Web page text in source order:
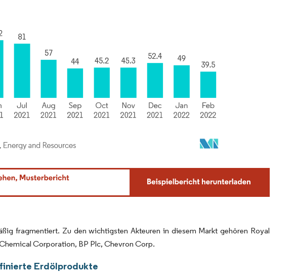
gemäß CC BY 4.0.
fragmentiert. Zu den wichtigsten Akteuren in diesem Markt gehören Royal
Corporation, BP Plc, Chevron Corp.
Erdölprodukte